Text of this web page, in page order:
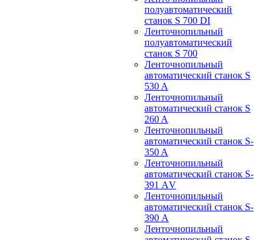
полуавтоматический
станок S 700 DI
Ленточнопильный
полуавтоматический
станок S 700
Ленточнопильный
автоматический станок S
530 A
Ленточнопильный
автоматический станок S
260 A
Ленточнопильный
автоматический станок S-
350 A
Ленточнопильный
автоматический станок S-
391 АV
Ленточнопильный
автоматический станок S-
390 А
Ленточнопильный